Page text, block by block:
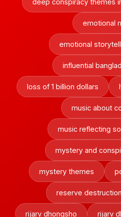
deep conspiracy themes
emotional
emotional
influential
loss of 1 billion dollars
music about
music reflecting
mystery and
mystery themes
reserve
rijarv dhongsho rijarv